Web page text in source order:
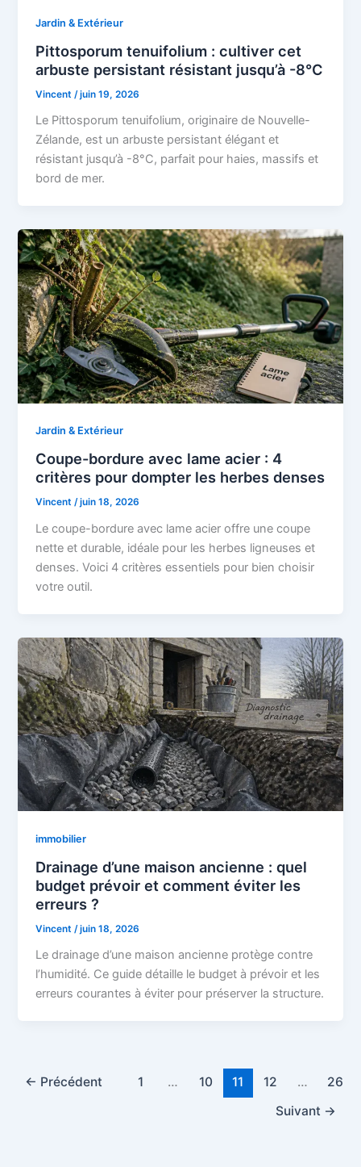
Jardin & Extérieur
Pittosporum tenuifolium : cultiver cet
arbuste persistant résistant jusqu’à -8°C
Vincent /juin 19, 2026
Le Pittosporum tenuifolium, originaire de Nouvelle-
Zélande, est un arbuste persistant élégant et
résistant jusqu’à -8°C, parfait pour haies, massifs et
bord de mer.
Jardin & Extérieur
Coupe-bordure avec lame acier : 4
critères pour dompter les herbes denses
Vincent/juin 18, 2026
Le coupe-bordure avec lame acier offre une coupe
nette et durable, idéale pour les herbes ligneuses et
denses. Voici 4 critères essentiels pour bien choisir
votre outil.
immobilier
Drainage d’une maison ancienne : quel
budget prévoir et comment éviter les
erreurs ?
Vincent /juin 18, 2026
Le drainage d’une maison ancienne protège contre
l’humidité. Ce guide détaille le budget à prévoir et les
erreurs courantes à éviter pour préserver la structure.
← Précédent 1 … 10 11 12 …
26
Suivant →